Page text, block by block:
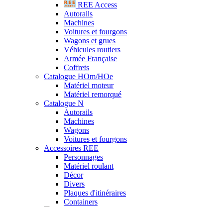
REE Access
Autorails
Machines
Voitures et fourgons
Wagons et grues
Véhicules routiers
Armée Française
Coffrets
Catalogue HOm/HOe
Matériel moteur
Matériel remorqué
Catalogue N
Autorails
Machines
Wagons
Voitures et fourgons
Accessoires REE
Personnages
Matériel roulant
Décor
Divers
Plaques d'itinéraires
Containers